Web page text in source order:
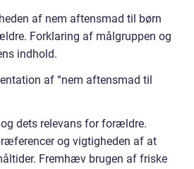
af nem aftensmad til børn
Forklaring af målgruppen og
indhold.
af “nem aftensmad til
dets relevans for forældre.
og vigtigheden af at
Fremhæv brugen af friske